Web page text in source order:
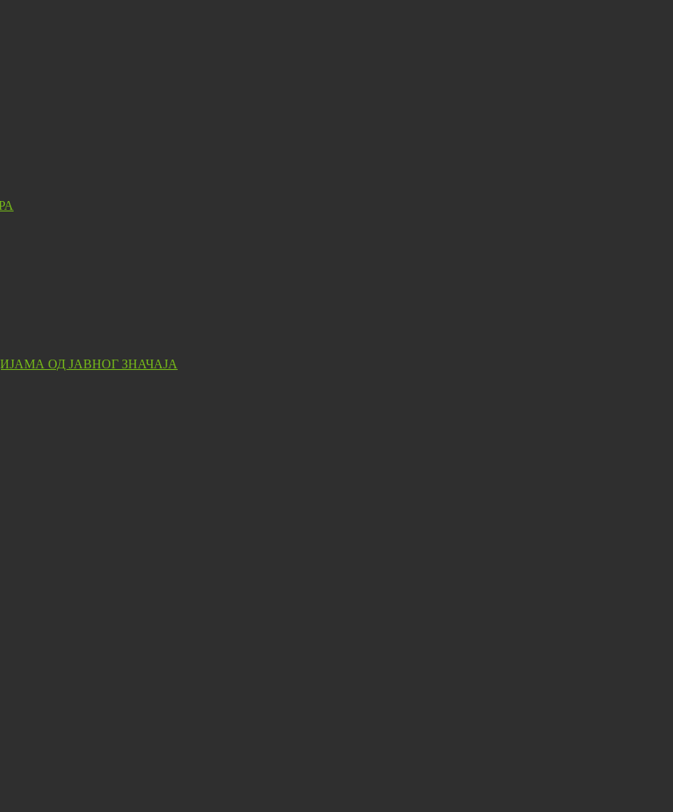
ОД ЈАВНОГ ЗНАЧАЈА